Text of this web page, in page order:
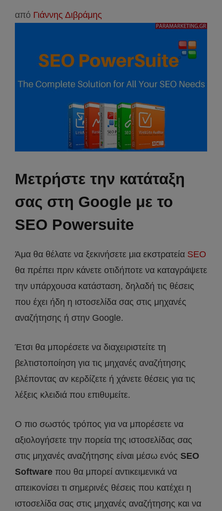
από Γιάννης Διβράμης
Μετρήστε την κατάταξη
σας στη Google με το
SEO Powersuite
Άμα θα θέλατε να ξεκινήσετε μια εκστρατεία SEO
θα πρέπει πριν κάνετε οτιδήποτε να καταγράψετε
την υπάρχουσα κατάσταση, δηλαδή τις θέσεις
που έχει ήδη η ιστοσελίδα σας στις μηχανές
αναζήτησης ή στην Google.
Έτσι θα μπορέσετε να διαχειριστείτε τη
βελτιστοποίηση για τις μηχανές αναζήτησης
βλέποντας αν κερδίζετε ή χάνετε θέσεις για τις
λέξεις κλειδιά που επιθυμείτε.
Ο πιο σωστός τρόπος για να μπορέσετε να
αξιολογήσετε την πορεία της ιστοσελίδας σας
στις μηχανές αναζήτησης είναι μέσω ενός SEO
Software που θα μπορεί αντικειμενικά να
απεικονίσει τι σημερινές θέσεις που κατέχει η
ιστοσελίδα σας στις μηχανές αναζήτησης και να